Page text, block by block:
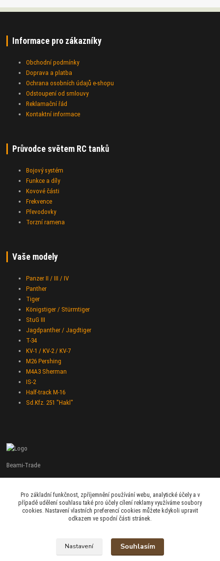
Informace pro zákazníky
Obchodní podmínky
Doprava a platba
Ochrana osobních údajů e-shopu
Odstoupení od smlouvy
Reklamační řád
Kontaktní informace
Průvodce světem RC tanků
Bojový systém
Funkce a díly
Kovové části
Frekvence
Převodovky
Torzní ramena
Vaše modely
Panzer II / III / IV
Panther
Tiger
Königstiger / Stürmtiger
StuG III
Jagdpanther / Jagdtiger
T-34
KV-1 / KV-2 / KV-7
M26 Pershing
M4A3 Sherman
IS-2
Half-track M-16
Sd.Kfz. 251 "Hakl"
Beami-Trade
+420 775 427 778
Po - Pá 9:00 - 16:00
admin@beami-trade.cz
Pro základní funkčnost, zpříjemnění používání webu, analytické účely a v
případě udělení souhlasu také pro účely cílení reklamy využíváme soubory
cookies. Nastavení vlastních preferencí cookies můžete kdykoli upravit
odkazem ve spodní části stránek.
Nastavení Souhlasím